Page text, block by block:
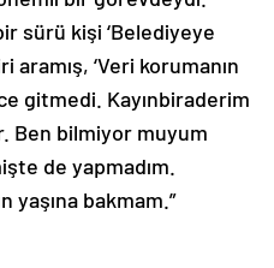
sürü kişi ‘Belediyeye
‘Veri korumanın
gitmedi. Kayınbiraderim
Ben bilmiyor muyum
de yapmadım.
yaşına bakmam.”